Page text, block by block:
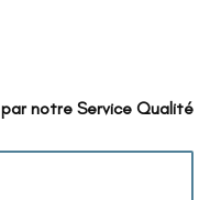
notre Service Qualité